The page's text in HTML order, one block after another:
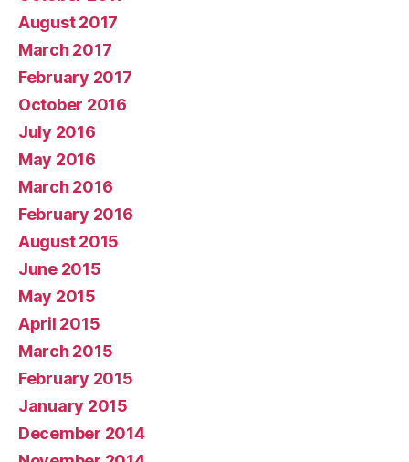
August 2017
March 2017
February 2017
October 2016
July 2016
May 2016
March 2016
February 2016
August 2015
June 2015
May 2015
April 2015
March 2015
February 2015
January 2015
December 2014